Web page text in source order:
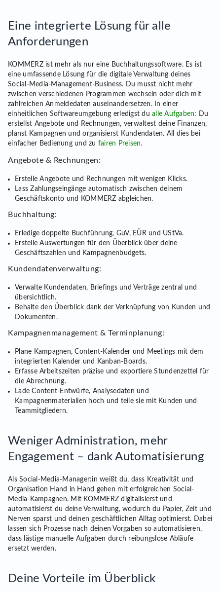
Eine integrierte Lösung für alle
Anforderungen
KOMMERZ ist mehr als nur eine Buchhaltungssoftware. Es ist
eine umfassende Lösung für die digitale Verwaltung deines
Social-Media-Management-Business. Du musst nicht mehr
zwischen verschiedenen Programmen wechseln oder dich mit
zahlreichen Anmeldedaten auseinandersetzen. In einer
einheitlichen Softwareumgebung erledigst du alle Aufgaben: Du
erstellst Angebote und Rechnungen, verwaltest deine Finanzen,
planst Kampagnen und organisierst Kundendaten. All dies bei
einfacher Bedienung und zu fairen Preisen.
Angebote & Rechnungen:
Erstelle Angebote und Rechnungen mit wenigen Klicks.
Lass Zahlungseingänge automatisch zwischen deinem
Geschäftskonto und KOMMERZ abgleichen.
Buchhaltung:
Erledige doppelte Buchführung, GuV, EÜR und UStVa.
Erstelle Auswertungen für den Überblick über deine
Geschäftszahlen und Kampagnenbudgets.
Kundendatenverwaltung:
Verwalte Kundendaten, Briefings und Verträge zentral und
übersichtlich.
Behalte den Überblick dank der Verknüpfung von Kunden und
Dokumenten.
Kampagnenmanagement & Terminplanung:
Plane Kampagnen, Content-Kalender und Meetings mit dem
integrierten Kalender und Kanban-Boards.
Erfasse Arbeitszeiten präzise und exportiere Stundenzettel für
die Abrechnung.
Lade Content-Entwürfe, Analysedaten und
Kampagnenmaterialien hoch und teile sie mit Kunden und
Teammitgliedern.
Weniger Administration, mehr
Engagement – dank Automatisierung
Als Social-Media-Manager:in weißt du, dass Kreativität und
Organisation Hand in Hand gehen mit erfolgreichen Social-
Media-Kampagnen. Mit KOMMERZ digitalisierst und
automatisierst du deine Verwaltung, wodurch du Papier, Zeit und
Nerven sparst und deinen geschäftlichen Alltag optimierst. Dabei
lassen sich Prozesse nach deinen Vorgaben so automatisieren,
dass lästige manuelle Aufgaben durch reibungslose Abläufe
ersetzt werden.
Deine Vorteile im Überblick